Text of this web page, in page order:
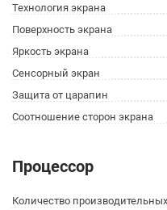
Технология экрана
Поверхность экрана
Яркость экрана
Сенсорный экран
Защита от царапин
Соотношение сторон экрана
Процессор
Количество производительных